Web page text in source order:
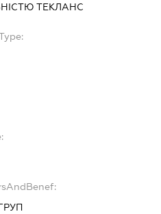
ТЕКЛАНС